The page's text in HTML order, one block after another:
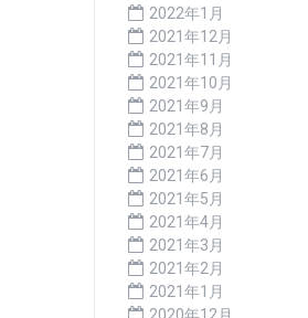
2022年1月
2021年12月
2021年11月
2021年10月
2021年9月
2021年8月
2021年7月
2021年6月
2021年5月
2021年4月
2021年3月
2021年2月
2021年1月